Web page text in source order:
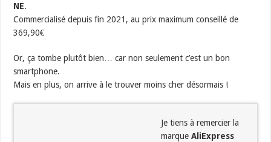
NE.
Commercialisé depuis fin 2021, au prix maximum conseillé de
369,90€
Or, ça tombe plutôt bien… car non seulement c’est un bon
smartphone.
Mais en plus, on arrive à le trouver moins cher désormais !
Je tiens à remercier la
marqueAliExpress